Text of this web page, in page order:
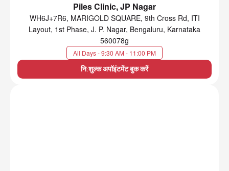
Piles Clinic, JP Nagar
WH6J+7R6, MARIGOLD SQUARE, 9th Cross Rd, ITI
Layout, 1st Phase, J. P. Nagar, Bengaluru, Karnataka
560078g
All Days - 9:30 AM - 11:00 PM
नि:शुल्क अपॉइंटमेंट बुक करें